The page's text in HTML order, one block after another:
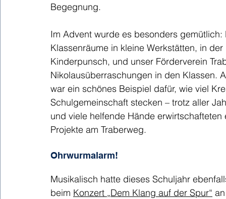
Begegnung.
Im Advent wurde es besonders
Klassenräume in kleine Werkstätten, in
Kinderpunsch, und unser Förderverein
Nikolausüberraschungen in den Klassen.
war ein schönes Beispiel dafür, wie viel
Schulgemeinschaft stecken – trotz aller
und viele helfende Hände
Projekte am Traberweg.
Ohrwurmalarm!
Musikalisch hatte dieses Schuljahr
beim Konzert „Dem Klang auf der Spur“